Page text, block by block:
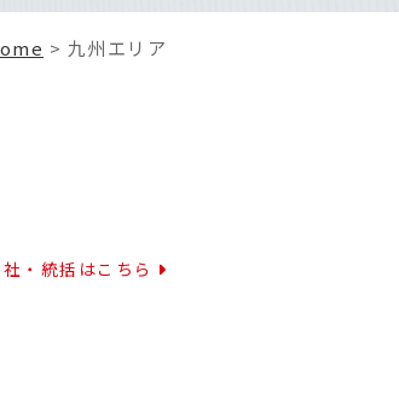
> 九州エリア
・統括はこちら